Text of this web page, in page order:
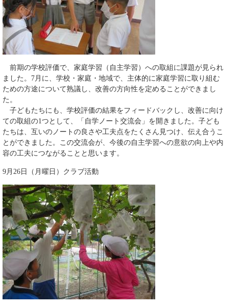
前期の学校評価で、家庭学習（自主学習）への取組に課題が見られ
ました。7月に、学校・家庭・地域で、主体的に家庭学習に取り組む
ための方途について熟議し、改善の方向性を定めることができまし
た。
子どもたちにも、学校評価の結果をフィードバックし、改善に向け
ての取組の1つとして、「自学ノート交流会」を開きました。子ども
たちは、互いのノートの良さや工夫点をたくさん見つけ、伝え合うこ
とができました。この交流会が、今後の自主学習への意欲の向上や内
容の工夫につながることと思います。
9月26日（月曜日）クラブ活動